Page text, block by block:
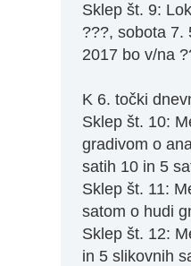
Sklep št. 9:
???, sobota 7.
2017 bo v/na
K 6. točki
Sklep št. 10:
gradivom o
satih 10 in 5
Sklep št. 11:
satom o hudi
Sklep št. 12:
in 5 slikovnih